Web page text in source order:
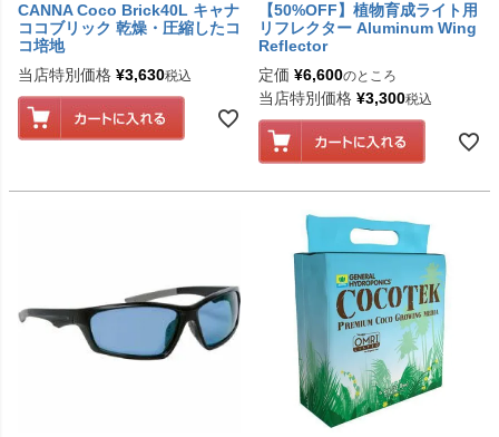
CANNA Coco Brick40L キャナ
ココブリック 乾燥・圧縮したコ
コ培地
当店特別価格 ¥3,630税込
【50%OFF】植物育成ライト用
リフレクター Aluminum Wing
Reflector
定価 ¥6,600のところ
当店特別価格 ¥3,300税込